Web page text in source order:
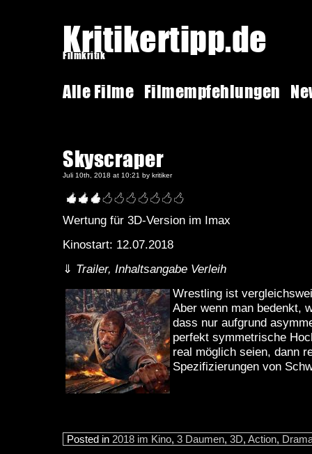
Kritikertipp.de
Filmkritik
Alle Filme Filmempfehlungen
Skyscraper
Juli 10th, 2018 at 10:21 by kritiker
Wertung für 3D-Version im Imax
Kinostart: 12.07.2018
⇓ Trailer, Inhaltsangabe Verleih
Wrestling ist
Aber wenn man bedenkt,
dass nur aufgrund
perfekt symmetrische
real möglich seien, dann
Spezifizierungen von
Posted in 2018 im Kino, 3 Daumen, 3D, Action,